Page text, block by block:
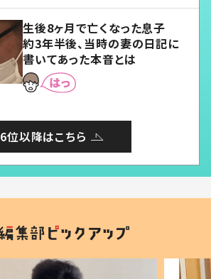
生後8ヶ月で亡くなった息子
約3年半後、当時の妻の日記に
書いてあった本音とは
6位以降はこちら